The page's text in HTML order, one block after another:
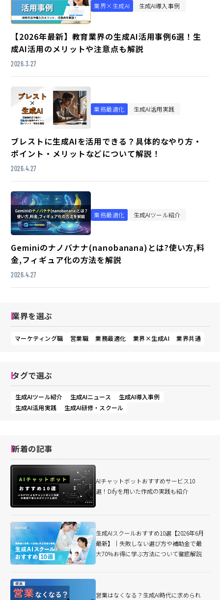
業界×生成AI 生成AI導入事例
【2026年最新】教育業界の生成AI活用事例6選！生
成AI活用のメリットや注意点も解説
2026.3.27
業務最適化 生成AI活用実践
ブレストに生成AIを活用できる？具体的なやり方・
ポイント・メリットなどについて解説！
2026.4.27
業務最適化 生成AIツール紹介
Geminiのナノバナナ(nanobanana)とは?使い方,料
金,フィギュア化の方法を解説
2026.4.27
業界を選ぶ
マーケティング職 営業職 業務最適化 業界×生成AI 業界共通
タグで選ぶ
生成AIツール紹介 生成AIニュース
生成AI導入事例
生成AI活用実践
生成AI研修・スクール
新着の記事
AIチャットボットおすすめサービス10
選！Difyを用いた作成の実践も紹介
生成AIスクールおすすめ10選【2026年6月
最新】｜失敗しない選び方や補助金で最
大70％お得に学ぶ方法について徹底解説
営業はなくなる？生成AI時代に求められ